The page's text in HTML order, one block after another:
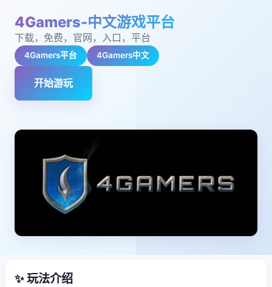
4Gamers-中文游戏平台
下载，免费，官网，入口，平台
4Gamers平台 4Gamers中文
开始游玩
✨ 玩法介绍